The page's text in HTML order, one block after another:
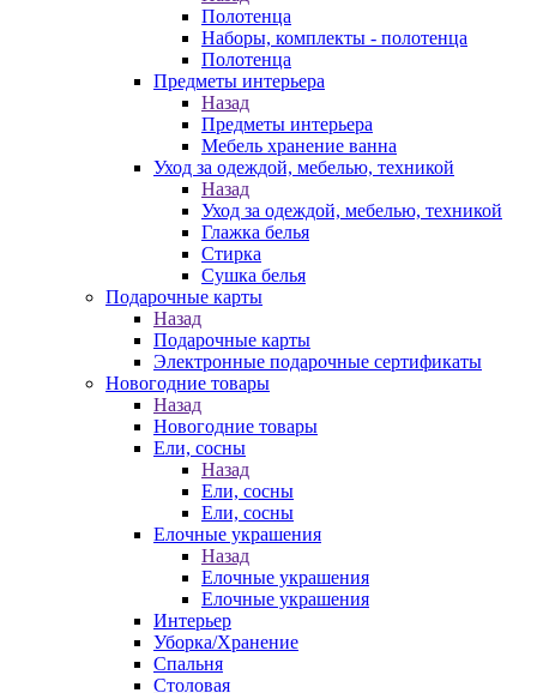
Полотенца
Наборы, комплекты - полотенца
Полотенца
Предметы интерьера
Назад
Предметы интерьера
Мебель хранение ванна
Уход за одеждой, мебелью, техникой
Назад
Уход за одеждой, мебелью, техникой
Глажка белья
Стирка
Сушка белья
Подарочные карты
Назад
Подарочные карты
Электронные подарочные сертификаты
Новогодние товары
Назад
Новогодние товары
Ели, сосны
Назад
Ели, сосны
Ели, сосны
Елочные украшения
Назад
Елочные украшения
Елочные украшения
Интерьер
Уборка/Хранение
Спальня
Столовая